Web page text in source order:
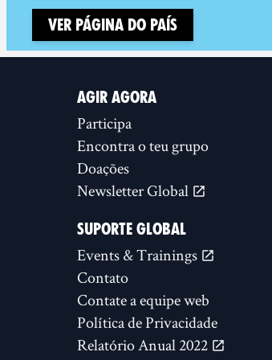
Ver página do país
AGIR AGORA
Participa
Encontra o teu grupo
Doações
Newsletter Global
SUPORTE GLOBAL
Events & Trainings
Contato
Contate a equipe web
Política de Privacidade
Relatório Anual 2022